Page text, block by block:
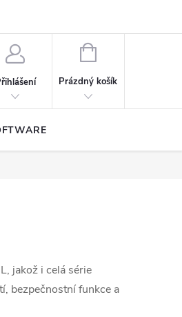
NÁKUPNÍ
Prázdný košík
jakož i celá série
bezpečnostní funkce a